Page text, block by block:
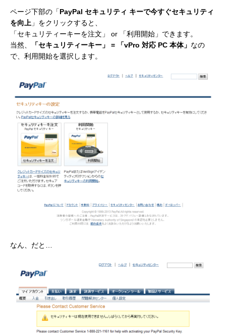
ページ下部の「PayPal セキュリティ キーで今すぐセキュリティ
を向上 」をクリックすると、
「セキュリティーキーを注文」 or 「利用開始」できます。
当然、
「セキュリティーキー」 = 「vPro 対応 PC 本体」 なの
で、利用開始を選択します。
なん、だと…